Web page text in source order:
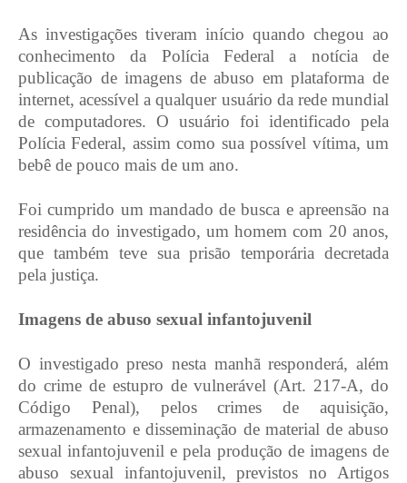
As investigações tiveram início quando chegou ao
conhecimento da Polícia Federal a notícia de
publicação de imagens de abuso em plataforma de
internet, acessível a qualquer usuário da rede mundial
de computadores. O usuário foi identificado pela
Polícia Federal, assim como sua possível vítima, um
bebê de pouco mais de um ano.
Foi cumprido um mandado de busca e apreensão na
residência do investigado, um homem com 20 anos,
que também teve sua prisão temporária decretada
pela justiça.
Imagens de abuso sexual infantojuvenil
O investigado preso nesta manhã responderá, além
do crime de estupro de vulnerável (Art. 217-A, do
Código Penal), pelos crimes de aquisição,
armazenamento e disseminação de material de abuso
sexual infantojuvenil e pela produção de imagens de
abuso sexual infantojuvenil, previstos no Artigos